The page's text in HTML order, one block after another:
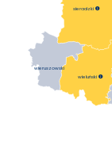
sieradzki 
wieluński 
wieruszowski